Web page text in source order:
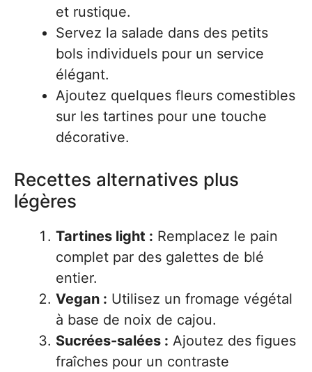
et rustique.
Servez la salade dans des petits
bols individuels pour un service
élégant.
Ajoutez quelques fleurs comestibles
sur les tartines pour une touche
décorative.
Recettes alternatives plus
légères
Tartines light : Remplacez le pain
complet par des galettes de blé
entier.
Vegan : Utilisez un fromage végétal
à base de noix de cajou.
Sucrées-salées : Ajoutez des figues
fraîches pour un contraste